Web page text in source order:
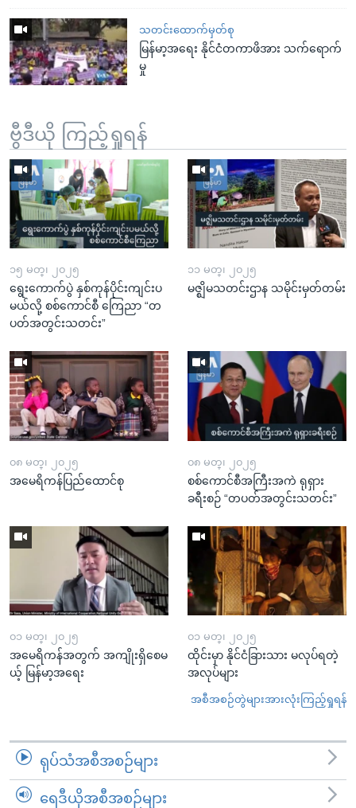
သတင်းထောက်မှတ်စု
မြန်မာ့အရေး နိုင်ငံတကာဖိအား သက်ရောက်
မှု
ဗွီဒီယို ကြည့်ရှုရန်
၁၅ မတ္၊ ၂၀၂၅
ရွေးကောက်ပွဲ နှစ်ကုန်ပိုင်းကျင်းပ
မယ်လို့ စစ်ကောင်စီ ကြေညာ “တ
ပတ်အတွင်းသတင်း”
၁၁ မတ္၊ ၂၀၂၅
မဇ္ဈိမသတင်းဌာန သမိုင်းမှတ်တမ်း
၀၈ မတ္၊ ၂၀၂၅
အမေရိကန်ပြည်ထောင်စု
၀၈ မတ္၊ ၂၀၂၅
စစ်ကောင်စီအကြီးအကဲ ရုရှား
ခရီးစဉ် “တပတ်အတွင်းသတင်း”
၀၁ မတ္၊ ၂၀၂၅
အမေရိကန်အတွက် အကျိုးရှိစေမ
ယ့် မြန်မာ့အရေး
၀၁ မတ္၊ ၂၀၂၅
ထိုင်းမှာ နိုင်ငံခြားသား မလုပ်ရတဲ့
အလုပ်များ
အစီအစဉ်တွဲများအားလုံးကြည့်ရှုရန်
ရုပ်သံအစီအစဉ်များ
ရေဒီယိုအစီအစဉ်များ